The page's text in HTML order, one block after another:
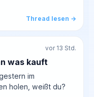
Thread lesen →
vor 13 Std.
was kauft
im
holen, weißt du?